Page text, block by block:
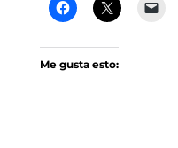
Me gusta esto: